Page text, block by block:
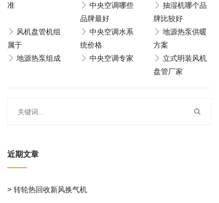
准
中央空调哪些
品牌最好
抽湿机哪个品
牌比较好
风机盘管机组
属于
中央空调水系
统价格
地源热泵供暖
方案
地源热泵组成
中央空调专家
立式明装风机
盘管厂家
近期文章
> 转轮热回收新风换气机